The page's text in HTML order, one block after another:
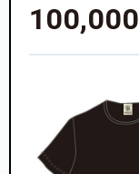
100,000